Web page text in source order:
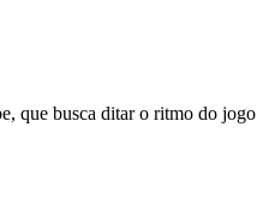
busca ditar o ritmo do